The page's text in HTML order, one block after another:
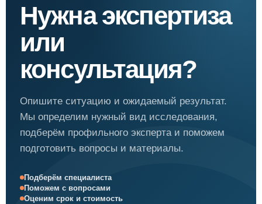
Нужна экспертиза
или
консультация?
Опишите ситуацию и ожидаемый результат.
Мы определим нужный вид исследования,
подберём профильного эксперта и поможем
подготовить вопросы и материалы.
Подберём специалиста
Поможем с вопросами
Оценим срок и стоимость